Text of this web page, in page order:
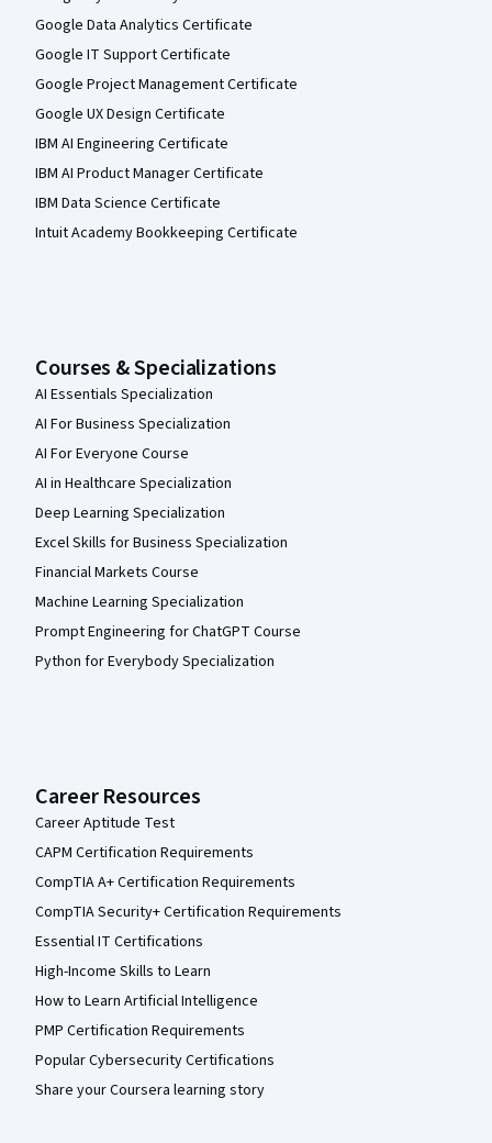
Google Data Analytics Certificate
Google IT Support Certificate
Google Project Management Certificate
Google UX Design Certificate
IBM AI Engineering Certificate
IBM AI Product Manager Certificate
IBM Data Science Certificate
Intuit Academy Bookkeeping Certificate
Courses & Specializations
AI Essentials Specialization
AI For Business Specialization
AI For Everyone Course
AI in Healthcare Specialization
Deep Learning Specialization
Excel Skills for Business Specialization
Financial Markets Course
Machine Learning Specialization
Prompt Engineering for ChatGPT Course
Python for Everybody Specialization
Career Resources
Career Aptitude Test
CAPM Certification Requirements
CompTIA A+ Certification Requirements
CompTIA Security+ Certification Requirements
Essential IT Certifications
High-Income Skills to Learn
How to Learn Artificial Intelligence
PMP Certification Requirements
Popular Cybersecurity Certifications
Share your Coursera learning story